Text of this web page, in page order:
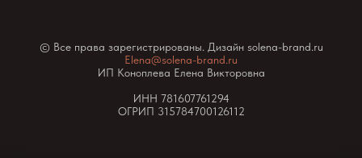
© Все права зарегистрированы. Дизайн solena-brand.ru
Elena@solena-brand.ru
ИП Коноплева Елена Викторовна
ИНН 781607761294
ОГРИП 315784700126112